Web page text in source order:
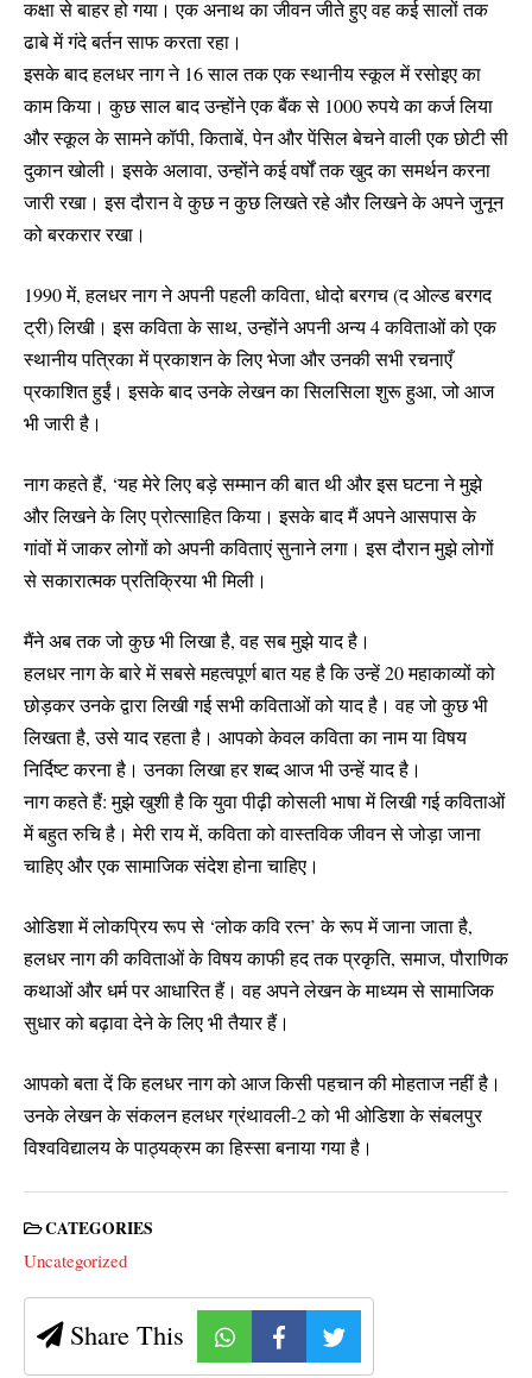
कक्षा से बाहर हो गया। एक अनाथ का जीवन जीते हुए वह कई सालों तक
ढाबे में गंदे बर्तन साफ ​​करता रहा।
इसके बाद हलधर नाग ने 16 साल तक एक स्थानीय स्कूल में रसोइए का
काम किया। कुछ साल बाद उन्होंने एक बैंक से 1000 रुपये का कर्ज लिया
और स्कूल के सामने कॉपी, किताबें, पेन और पेंसिल बेचने वाली एक छोटी सी
दुकान खोली। इसके अलावा, उन्होंने कई वर्षों तक खुद का समर्थन करना
जारी रखा। इस दौरान वे कुछ न कुछ लिखते रहे और लिखने के अपने जुनून
को बरकरार रखा।
1990 में, हलधर नाग ने अपनी पहली कविता, धोदो बरगच (द ओल्ड बरगद
ट्री) लिखी। इस कविता के साथ, उन्होंने अपनी अन्य 4 कविताओं को एक
स्थानीय पत्रिका में प्रकाशन के लिए भेजा और उनकी सभी रचनाएँ
प्रकाशित हुईं। इसके बाद उनके लेखन का सिलसिला शुरू हुआ, जो आज
भी जारी है।
नाग कहते हैं, ‘यह मेरे लिए बड़े सम्मान की बात थी और इस घटना ने मुझे
और लिखने के लिए प्रोत्साहित किया। इसके बाद मैं अपने आसपास के
गांवों में जाकर लोगों को अपनी कविताएं सुनाने लगा। इस दौरान मुझे लोगों
से सकारात्मक प्रतिक्रिया भी मिली।
मैंने अब तक जो कुछ भी लिखा है, वह सब मुझे याद है।
हलधर नाग के बारे में सबसे महत्वपूर्ण बात यह है कि उन्हें 20 महाकाव्यों को
छोड़कर उनके द्वारा लिखी गई सभी कविताओं को याद है। वह जो कुछ भी
लिखता है, उसे याद रहता है। आपको केवल कविता का नाम या विषय
निर्दिष्ट करना है। उनका लिखा हर शब्द आज भी उन्हें याद है।
नाग कहते हैं: मुझे खुशी है कि युवा पीढ़ी कोसली भाषा में लिखी गई कविताओं
में बहुत रुचि है। मेरी राय में, कविता को वास्तविक जीवन से जोड़ा जाना
चाहिए और एक सामाजिक संदेश होना चाहिए।
ओडिशा में लोकप्रिय रूप से ‘लोक कवि रत्न’ के रूप में जाना जाता है,
हलधर नाग की कविताओं के विषय काफी हद तक प्रकृति, समाज, पौराणिक
कथाओं और धर्म पर आधारित हैं। वह अपने लेखन के माध्यम से सामाजिक
सुधार को बढ़ावा देने के लिए भी तैयार हैं।
आपको बता दें कि हलधर नाग को आज किसी पहचान की मोहताज नहीं है।
उनके लेखन के संकलन हलधर ग्रंथावली-2 को भी ओडिशा के संबलपुर
विश्वविद्यालय के पाठ्यक्रम का हिस्सा बनाया गया है।
CATEGORIES
Uncategorized
Share This